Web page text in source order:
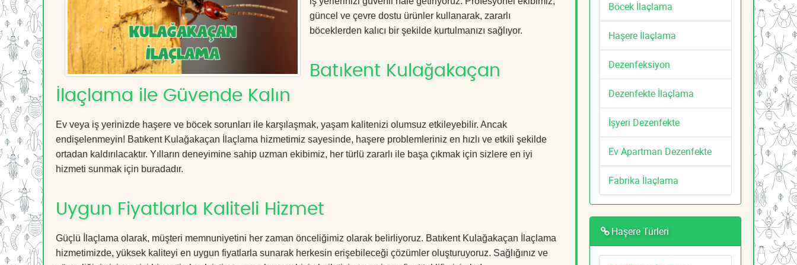
güncel ve çevre dostu ürünler kullanarak, zararlı
böceklerden kalıcı bir şekilde kurtulmanızı sağlıyor.
Batıkent Kulağakaçan
İlaçlama ile Güvende Kalın
Ev veya iş yerinizde haşere ve böcek sorunları ile karşılaşmak, yaşam kalitenizi olumsuz etkileyebilir. Ancak
endişelenmeyin! Batıkent Kulağakaçan İlaçlama hizmetimiz sayesinde, haşere problemleriniz en hızlı ve etkili şekilde
ortadan kaldırılacaktır. Yılların deneyimine sahip uzman ekibimiz, her türlü zararlı ile başa çıkmak için sizlere en iyi
hizmeti sunmak için buradadır.
Uygun Fiyatlarla Kaliteli Hizmet
Güçlü İlaçlama olarak, müşteri memnuniyetini her zaman önceliğimiz olarak belirliyoruz. Batıkent Kulağakaçan İlaçlama
hizmetimizde, yüksek kaliteyi en uygun fiyatlarla sunarak herkesin erişebileceği çözümler oluşturuyoruz. Sağlığınız ve
Böcek İlaçlama
Haşere İlaçlama
Dezenfeksiyon
Dezenfekte İlaçlama
İşyeri Dezenfekte
Ev Apartman Dezenfekte
Fabrika İlaçlama
Haşere Türleri